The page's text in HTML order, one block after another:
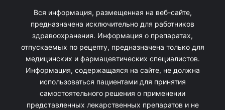
Вся информация, размещенная на веб-сайте,
предназначена исключительно для работников
здравоохранения. Информация о препаратах,
отпускаемых по рецепту, предназначена только для
медицинских и фармацевтических специалистов.
Информация, содержащаяся на сайте, не должна
использоваться пациентами для принятия
самостоятельного решения о применении
представленных лекарственных препаратов и не